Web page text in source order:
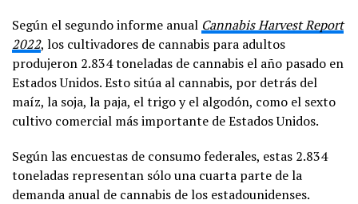
Según el segundo informe anual Cannabis Harvest Report
2022, los cultivadores de cannabis para adultos
produjeron 2.834 toneladas de cannabis el año pasado en
Estados Unidos. Esto sitúa al cannabis, por detrás del
maíz, la soja, la paja, el trigo y el algodón, como el sexto
cultivo comercial más importante de Estados Unidos.
Según las encuestas de consumo federales, estas 2.834
toneladas representan sólo una cuarta parte de la
demanda anual de cannabis de los estadounidenses.